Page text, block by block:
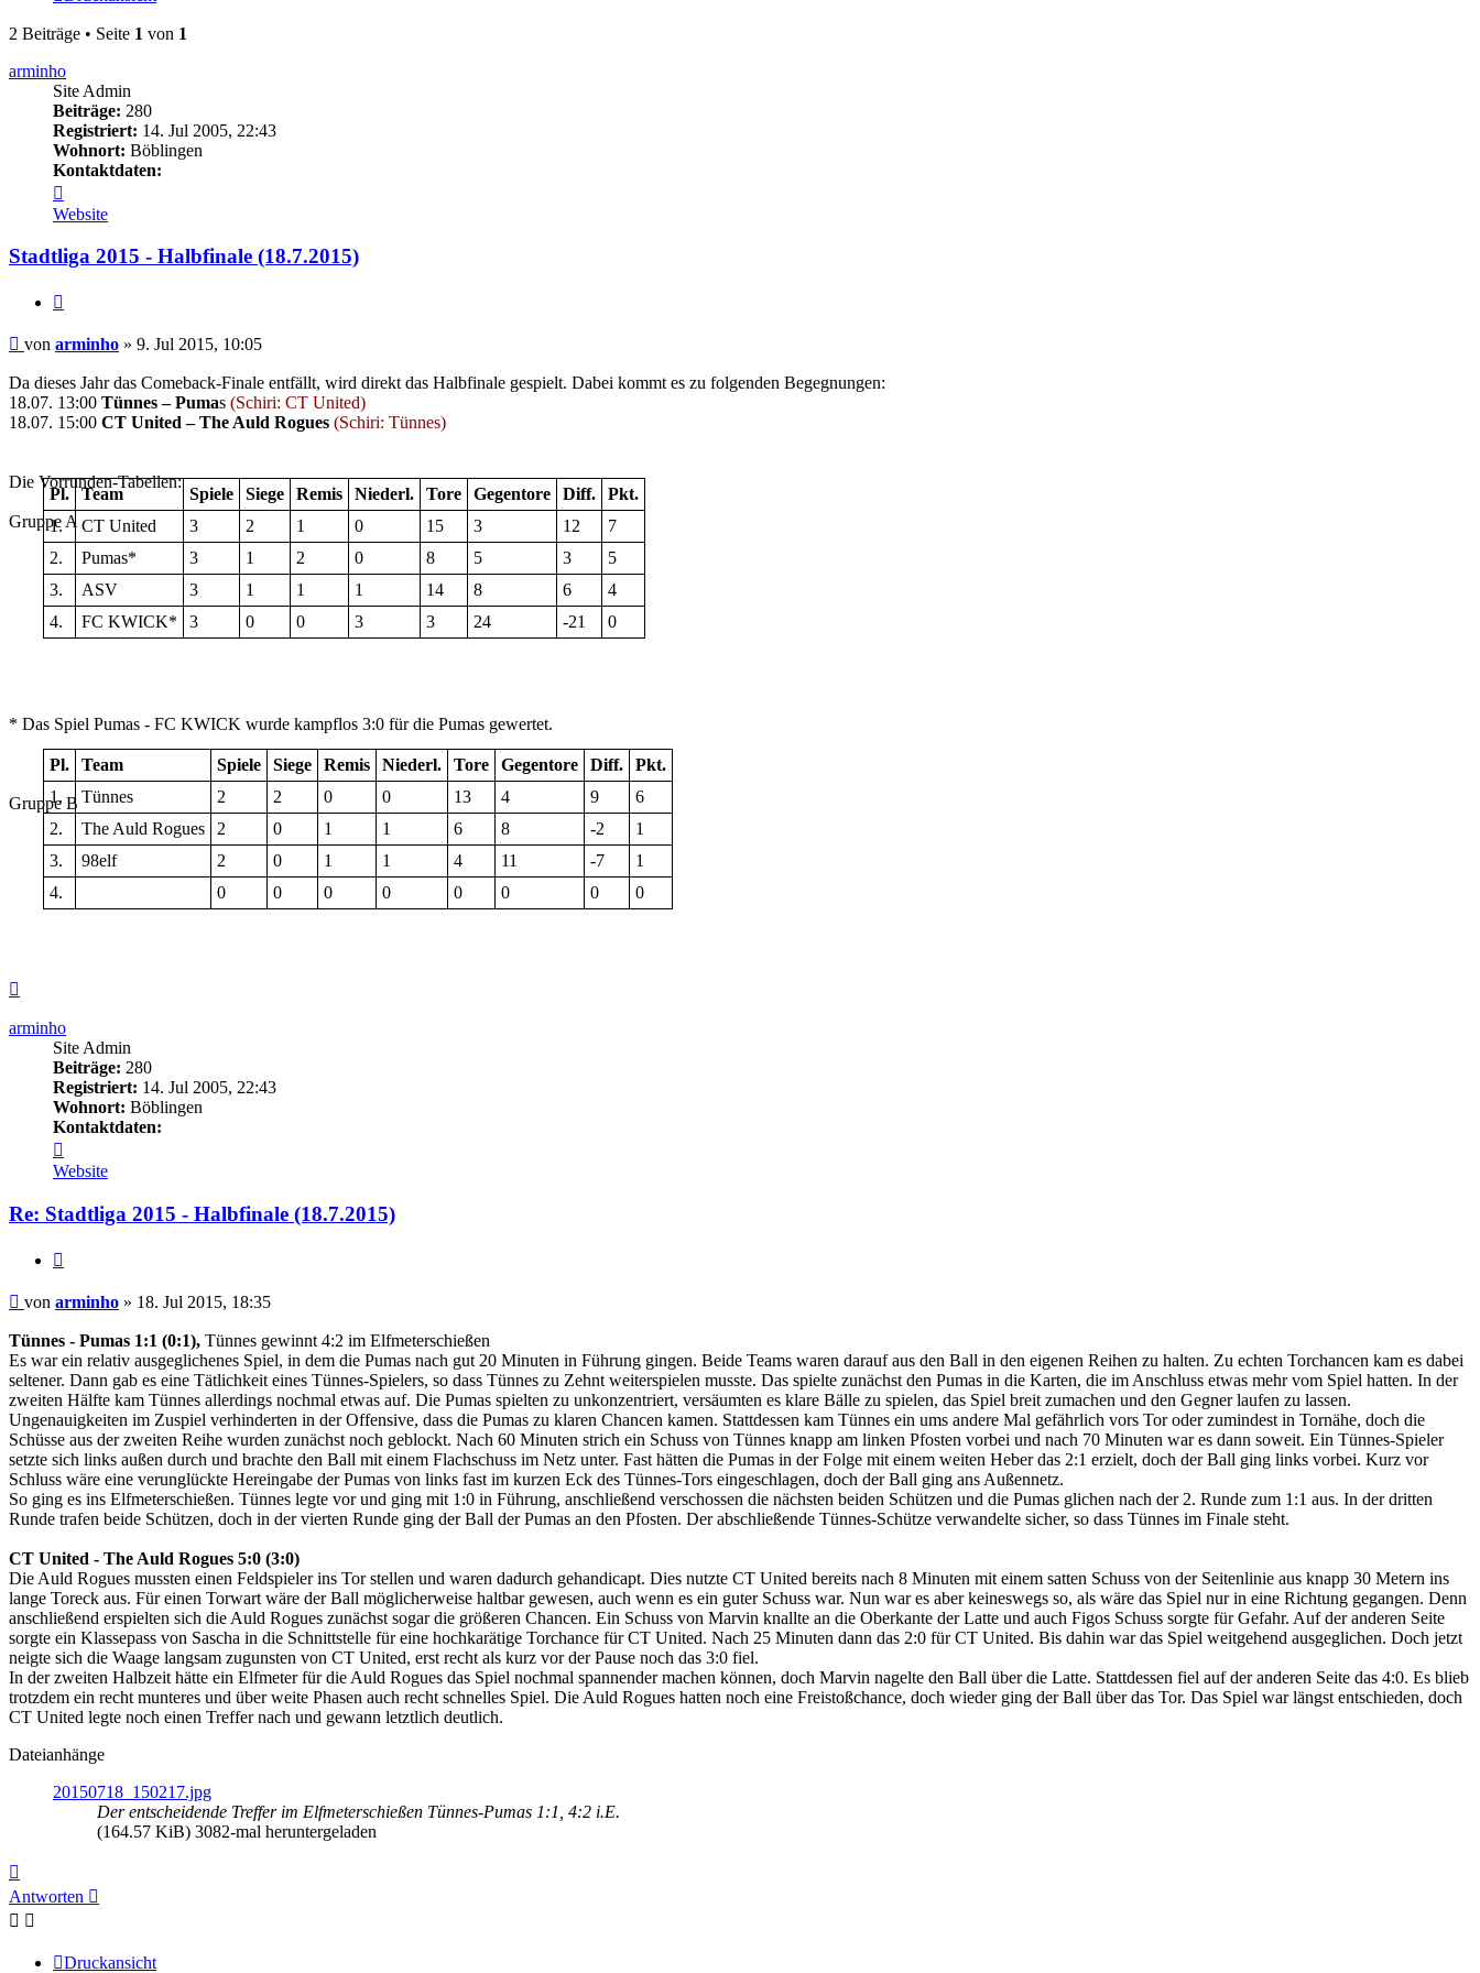
2 Beiträge • Seite 1 von 1
arminho
Site Admin
Beiträge: 280
Registriert: 14. Jul 2005, 22:43
Wohnort: Böblingen
Kontaktdaten:
von
arminho
Website
Stadtliga 2015 - Halbfinale (18.7.2015)
Beitrag
von arminho » 9. Jul 2015, 10:05
Da dieses Jahr das Comeback-Finale entfällt, wird direkt das Halbfinale gespielt. Dabei kommt es zu folgenden Begegnungen:
18.07. 13:00 Tünnes – Pumas (Schiri: CT United)
18.07. 15:00 CT United – The Auld Rogues (Schiri: Tünnes)
Die Vorrunden-Tabellen:
Gruppe A
Pl. Team Spiele Siege Remis Niederl. Tore Gegentore Diff.
Pkt.
1.
CT United 3 2 1 0 15 3 12
7
2.
Pumas* 3 1 2 0 8 5 3
5
3.
ASV 3 1 1 1 14 8 6
4
4.
FC KWICK* 3 0 0 3 3 24 -21 0
* Das Spiel Pumas - FC KWICK wurde kampflos 3:0 für die Pumas gewertet.
Gruppe B
Pl. Team Spiele Siege Remis Niederl. Tore Gegentore Diff.
Pkt.
1.
Tünnes 2 2 0 0 13 4 9
6
2.
The Auld Rogues 2 0 1 1 6 8 -2
1
3.
98elf 2 0 1 1 4 11 -7
1
4.
0 0 0 0 0 0 0 0
arminho
Site Admin
Beiträge: 280
Registriert: 14. Jul 2005, 22:43
Wohnort: Böblingen
Kontaktdaten:
von
arminho
Website
Re: Stadtliga 2015 - Halbfinale (18.7.2015)
Beitrag
von arminho » 18. Jul 2015, 18:35
Tünnes - Pumas 1:1 (0:1), Tünnes gewinnt 4:2 im Elfmeterschießen
Es war ein relativ ausgeglichenes Spiel, in dem die Pumas nach gut 20 Minuten in Führung gingen. Beide Teams waren darauf aus den Ball in den eigenen Reihen zu halten. Zu echten Torchancen kam es dabei
seltener. Dann gab es eine Tätlichkeit eines Tünnes-Spielers, so dass Tünnes zu Zehnt weiterspielen musste. Das spielte zunächst den Pumas in die Karten, die im Anschluss etwas mehr vom Spiel hatten. In der
zweiten Hälfte kam Tünnes allerdings nochmal etwas auf. Die Pumas spielten zu unkonzentriert, versäumten es klare Bälle zu spielen, das Spiel breit zumachen und den Gegner laufen zu lassen.
Ungenauigkeiten im Zuspiel verhinderten in der Offensive, dass die Pumas zu klaren Chancen kamen. Stattdessen kam Tünnes ein ums andere Mal gefährlich vors Tor oder zumindest in Tornähe, doch die
Schüsse aus der zweiten Reihe wurden zunächst noch geblockt. Nach 60 Minuten strich ein Schuss von Tünnes knapp am linken Pfosten vorbei und nach 70 Minuten war es dann soweit. Ein Tünnes-Spieler
setzte sich links außen durch und brachte den Ball mit einem Flachschuss im Netz unter. Fast hätten die Pumas in der Folge mit einem weiten Heber das 2:1 erzielt, doch der Ball ging links vorbei. Kurz vor
Schluss wäre eine verunglückte Hereingabe der Pumas von links fast im kurzen Eck des Tünnes-Tors eingeschlagen, doch der Ball ging ans Außennetz.
So ging es ins Elfmeterschießen. Tünnes legte vor und ging mit 1:0 in Führung, anschließend verschossen die nächsten beiden Schützen und die Pumas glichen nach der 2. Runde zum 1:1 aus. In der dritten
Runde trafen beide Schützen, doch in der vierten Runde ging der Ball der Pumas an den Pfosten. Der abschließende Tünnes-Schütze verwandelte sicher, so dass Tünnes im Finale steht.
CT United - The Auld Rogues 5:0 (3:0)
Die Auld Rogues mussten einen Feldspieler ins Tor stellen und waren dadurch gehandicapt. Dies nutzte CT United bereits nach 8 Minuten mit einem satten Schuss von der Seitenlinie aus knapp 30 Metern ins
lange Toreck aus. Für einen Torwart wäre der Ball möglicherweise haltbar gewesen, auch wenn es ein guter Schuss war. Nun war es aber keineswegs so, als wäre das Spiel nur in eine Richtung gegangen. Denn
anschließend erspielten sich die Auld Rogues zunächst sogar die größeren Chancen. Ein Schuss von Marvin knallte an die Oberkante der Latte und auch Figos Schuss sorgte für Gefahr. Auf der anderen Seite
sorgte ein Klassepass von Sascha in die Schnittstelle für eine hochkarätige Torchance für CT United. Nach 25 Minuten dann das 2:0 für CT United. Bis dahin war das Spiel weitgehend ausgeglichen. Doch jetzt
neigte sich die Waage langsam zugunsten von CT United, erst recht als kurz vor der Pause noch das 3:0 fiel.
In der zweiten Halbzeit hätte ein Elfmeter für die Auld Rogues das Spiel nochmal spannender machen können, doch Marvin nagelte den Ball über die Latte. Stattdessen fiel auf der anderen Seite das 4:0. Es blieb
trotzdem ein recht munteres und über weite Phasen auch recht schnelles Spiel. Die Auld Rogues hatten noch eine Freistoßchance, doch wieder ging der Ball über das Tor. Das Spiel war längst entschieden, doch
CT United legte noch einen Treffer nach und gewann letztlich deutlich.
Dateianhänge
20150718_150217.jpg
Der entscheidende Treffer im Elfmeterschießen Tünnes-Pumas 1:1, 4:2 i.E.
(164.57 KiB) 3082-mal heruntergeladen
oben
Antworten
Druckansicht